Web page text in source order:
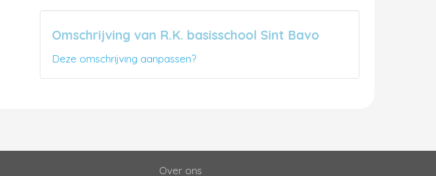
Omschrijving van R.K. basisschool Sint Bavo
Deze omschrijving aanpassen?
Over ons